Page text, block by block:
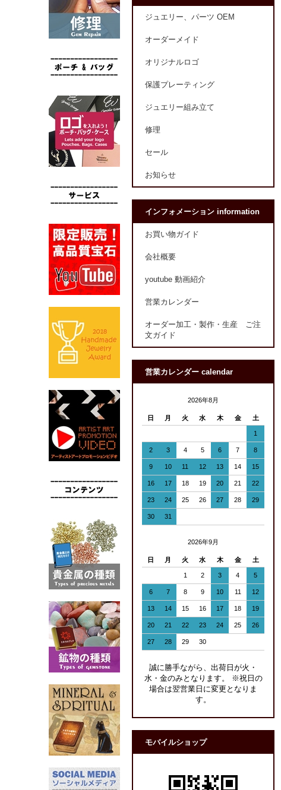
ジュエリー、パーツ OEM
オーダーメイド
オリジナルロゴ
保護プレーティング
ジュエリー組み立て
修理
セール
お知らせ
インフォメーション information
お買い物ガイド
会社概要
youtube 動画紹介
営業カレンダー
オーダー加工・製作・生産 ご注
文ガイド
営業カレンダー calendar
2026年8月
日 月 火 水 木 金 土
1
2 3 4 5 6 7 8
9 10 11 12 13 14 15
16 17 18 19 20 21 22
23 24 25 26 27 28 29
30 31
2026年9月
日 月 火 水 木 金 土
1 2 3 4 5
6 7 8 9 10 11 12
13 14 15 16 17 18 19
20 21 22 23 24 25 26
27 28 29 30
誠に勝手ながら、出荷日が火・
水・金のみとなります。 ※祝日の
場合は翌営業日に変更となりま
す。
モバイルショップ